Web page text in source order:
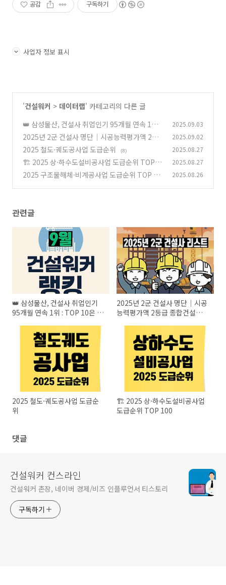
공감 구독하기
사업자 정보 표시
'건설워커 > 데이터랩' 카테고리의 다른 글
👑 삼성물산, 건설사 취업인기 95개월 연속 1위 :
TOP 10은 어디?
(1)
2025.09.03
2025년 2군 건설사 명단｜시공능력평가액 2등
급 종합건설업체 총정리 (4)
2025.09.02
2025 철도·궤도공사업 도급순위 (8) 2025.08.27
🏗️ 2025 상·하수도설비공사업 도급순위 TOP 1
00
(4)
2025.08.27
2025 구조물해체·비계공사업 도급순위 TOP 10
2025.08.26
관련글
👑 삼성물산, 건설사 취업인기
95개월 연속 1위 : TOP 10은 어
2025년 2군 건설사 명단｜시공
능력평가액 2등급 종합건설업체
2025 철도·궤도공사업 도급순
위
🏗️ 2025 상·하수도설비공사업
도급순위 TOP 100
댓글
건설워커 컨스라인
건설워커 촌장, 네이버 경제/비즈 인플루언서 티스토리
구독하기